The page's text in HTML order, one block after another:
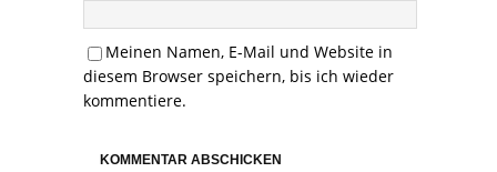
Meinen Namen, E-Mail und Website in
diesem Browser speichern, bis ich wieder
kommentiere.